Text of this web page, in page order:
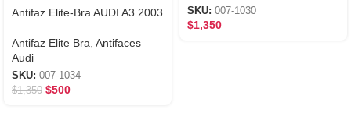
Antifaz Elite-Bra AUDI A3 2003
Antifaz Elite Bra Antifaces
Audi
SKU: 007-1034
$1,350 $500
SKU: 007-1030
$1,350